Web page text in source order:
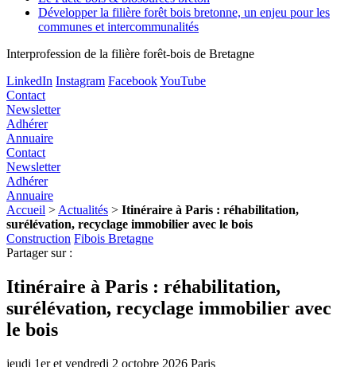
Développer la filière forêt bois bretonne, un enjeu pour les
communes et intercommunalités
Interprofession de la filière forêt-bois de Bretagne
LinkedIn Instagram FacebookYouTube
Contact
Newsletter
Adhérer
Annuaire
Contact
Newsletter
Adhérer
Annuaire
Accueil > Actualités > Itinéraire à Paris : réhabilitation,
surélévation, recyclage immobilier avec le bois
Construction Fibois Bretagne
Partager sur :
Itinéraire à Paris : réhabilitation,
surélévation, recyclage immobilier avec
le bois
jeudi 1er et vendredi 2 octobre 2026 Paris